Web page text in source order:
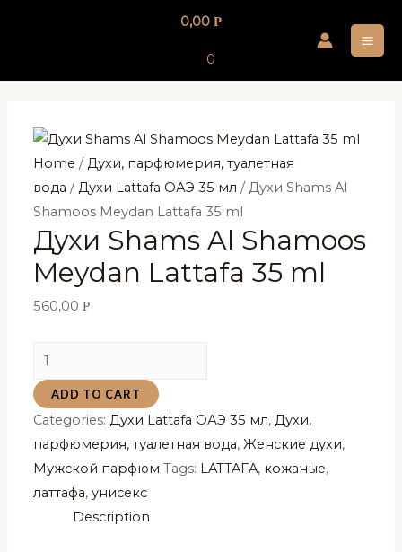
0,00 Р
0
Home /Духи, парфюмерия, туалетная
вода /Духи Lattafa ОАЭ 35 мл / Духи Shams Al
Shamoos Meydan Lattafa 35 ml
Духи Shams Al Shamoos
Meydan Lattafa 35 ml
560,00Р
Духи
Shams
Al
Shamoos
Meydan
Lattafa
35
ADD TO CART
Categories:Духи Lattafa ОАЭ 35 мл,Духи,
парфюмерия, туалетная вода,Женские духи,
Мужской парфюм Tags: LATTAFA, кожаные,
латтафа,унисекс
Description